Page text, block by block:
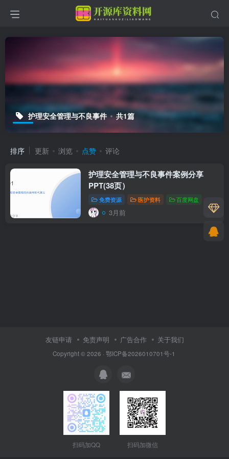
护理安全管理与不良事件 共1篇
排序 更新 浏览 点赞 评论
护理安全管理与不良事件案例分享
PPT(38页）
免费资源 医护资料 百度网盘
3月前 0
友链申请 免责声明 广告合作 关于我们
Copyright © 2026 · 鄂ICP备2026010701号-1
扫码加QQ 扫码加微信